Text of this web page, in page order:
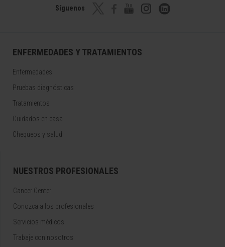
Síguenos
ENFERMEDADES Y TRATAMIENTOS
Enfermedades
Pruebas diagnósticas
Tratamientos
Cuidados en casa
Chequeos y salud
NUESTROS PROFESIONALES
Cancer Center
Conozca a los profesionales
Servicios médicos
Trabaje con nosotros